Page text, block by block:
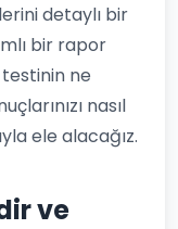
detaylı bir
bir rapor
ne
nasıl
ele alacağız.
ve